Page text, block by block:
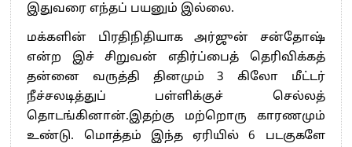
இதுவரை எந்தப் பயனும் இல்லை.
மக்களின் பிரதிநிதியாக அர்ஜுன் சன்தோஷ்
என்ற இச் சிறுவன் எதிர்ப்பைத் தெரிவிக்கத்
தன்னை வருத்தி தினமும் 3 கிலோ மீட்டர்
நீச்சலடித்துப் பள்ளிக்குச் செல்லத்
தொடங்கினான்.இதற்கு மற்றொரு காரணமும்
உண்டு. மொத்தம் இந்த ஏரியில் 6 படகுகளே